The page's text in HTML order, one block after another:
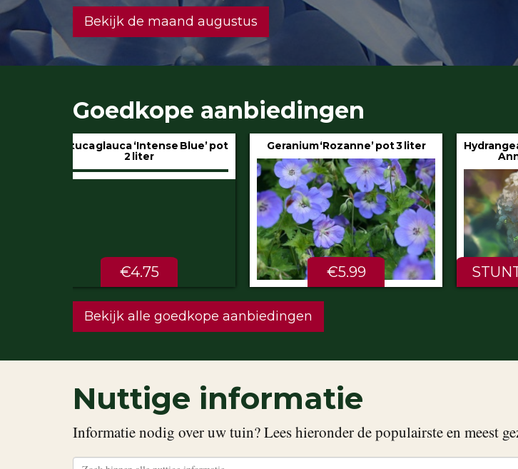
Bekijk de maand augustus
Goedkope aanbiedingen
Geranium ‘Rozanne’ pot 3 liter
€5.99
Hydrangea ‘Incrediball’ of ‘Strong
Annabelle’ pot 3 liter
STUNT €9.50 ipv €11.99
Bekijk alle goedkope aanbiedingen
Nuttige informatie
Informatie nodig over uw tuin? Lees hieronder de populairste en meest